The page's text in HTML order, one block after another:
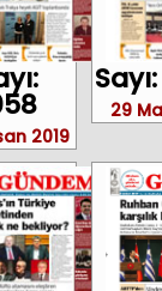
2019
29